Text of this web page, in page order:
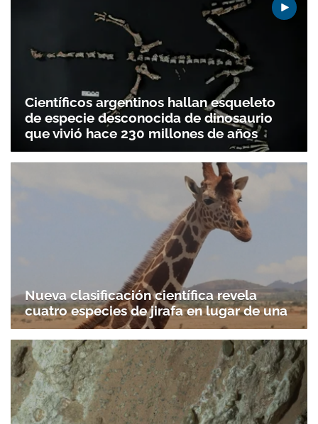
Científicos argentinos hallan esqueleto
de especie desconocida de dinosaurio
que vivió hace 230 millones de años
Nueva clasificación científica revela
cuatro especies de jirafa en lugar de una